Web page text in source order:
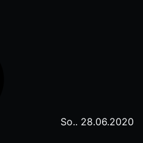
So.. 28.06.2020